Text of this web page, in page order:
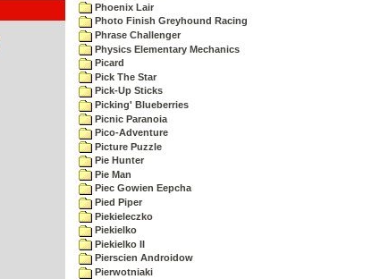
Phoenix Lair
Photo Finish Greyhound Racing
Phrase Challenger
Physics Elementary Mechanics
Picard
Pick The Star
Pick-Up Sticks
Picking' Blueberries
Picnic Paranoia
Pico-Adventure
Picture Puzzle
Pie Hunter
Pie Man
Piec Gowien Eepcha
Pied Piper
Piekieleczko
Piekielko
Piekielko II
Pierscien Androidow
Pierwotniaki